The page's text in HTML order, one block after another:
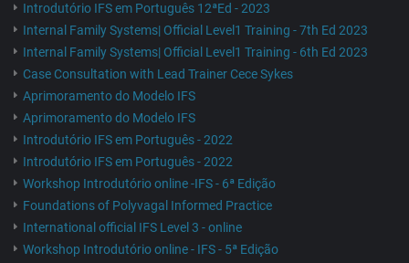
Introdutório IFS em Português 12ªEd - 2023
Internal Family Systems| Official Level1 Training - 7th Ed 2023
Internal Family Systems| Official Level1 Training - 6th Ed 2023
Case Consultation with Lead Trainer Cece Sykes
Aprimoramento do Modelo IFS
Aprimoramento do Modelo IFS
Introdutório IFS em Português - 2022
Introdutório IFS em Português - 2022
Workshop Introdutório online -IFS - 6ª Edição
Foundations of Polyvagal Informed Practice
International official IFS Level 3 - online
Workshop Introdutório online - IFS - 5ª Edição